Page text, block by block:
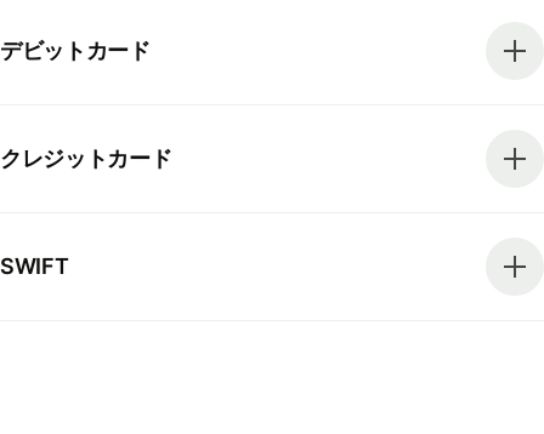
デビットカード
クレジットカード
SWIFT